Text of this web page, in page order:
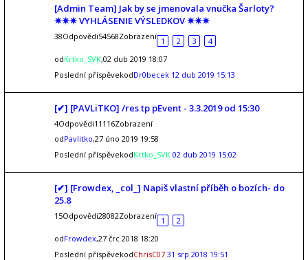
[Admin Team] Jak by se jmenovala vnučka Šarloty?
✷✷✷ VYHLÁSENIE VÝSLEDKOV ✷✷✷
38Odpovědi54568Zobrazení 1 2 3
4
odKrtko_SVK,02 dub 2019 18:07
Poslední příspěvekodDr0becek 12 dub 2019 15:13
[✔] [PAVLiTKO] /res tp pEvent - 3.3.2019 od 15:30
4Odpovědi11116Zobrazení
odPavlitko,27 úno 2019 19:58
Poslední příspěvekodKrtko_SVK 02 dub 2019 15:02
[✔] [Frowdex, _col_] Napiš vlastní příběh o bozích- do
25.8
15Odpovědi28082Zobrazení 1
2
odFrowdex,27 črc 2018 18:20
Poslední příspěvekodChrisC07 31 srp 2018 19:51